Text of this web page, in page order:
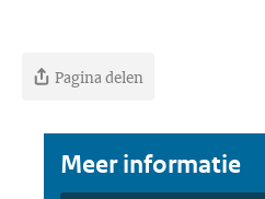
Pagina delen
Meer informatie